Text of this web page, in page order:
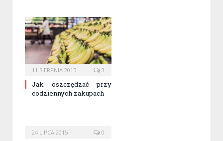
11 SIERPNIA 2015 3
Jak oszczędzać przy
codziennych zakupach
24 LIPCA 2015 0